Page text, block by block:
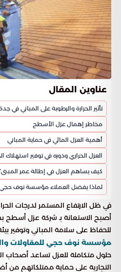
عناوين المقال
تأثير الحرارة والرطوبة على المباني في
مخاطر إهمال عزل الأسطح
أهمية العزل المائي في حماية المباني
العزل الحراري ودوره في توفير استهلاك
كيف يساهم العزل في إطالة عمر
لماذا يفضل العملاء مؤسسة نوف حجي
في ظل الارتفاع المستمر لدرجات
أصبح الاستعانة بـ شركة عزل أسطح
للحفاظ على سلامة المباني وتوفير
مؤسسة نوف حجي للمقاولات
حلول متكاملة للعزل تساعد أصحاب
التجارية على حماية ممتلكاتهم من